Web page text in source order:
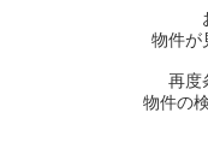
物件が
再度
物件の